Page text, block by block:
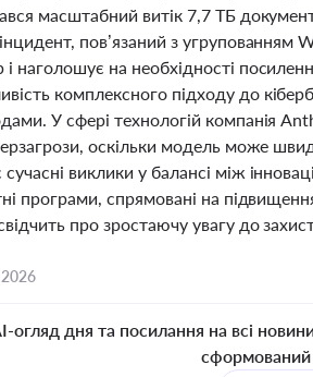
масштабний витік 7,7 ТБ
пов’язаний з угрупованням
наголошує на необхідності
комплексного підходу до
У сфері технологій компанія
оскільки модель може
виклики у балансі між
програми, спрямовані на
про зростаючу увагу до
2026
огляд дня та посилання на всі
сформований